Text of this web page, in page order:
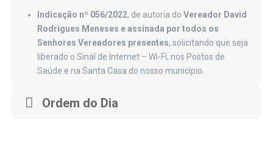
Indicação nº 056/2022, de autoria do Vereador David
Rodrigues Meneses e assinada por todos os
Senhores Vereadores presentes, solicitando que seja
liberado o Sinal de Internet – Wi-Fi, nos Postos de
Saúde e na Santa Casa do nosso município.
Ordem do Dia